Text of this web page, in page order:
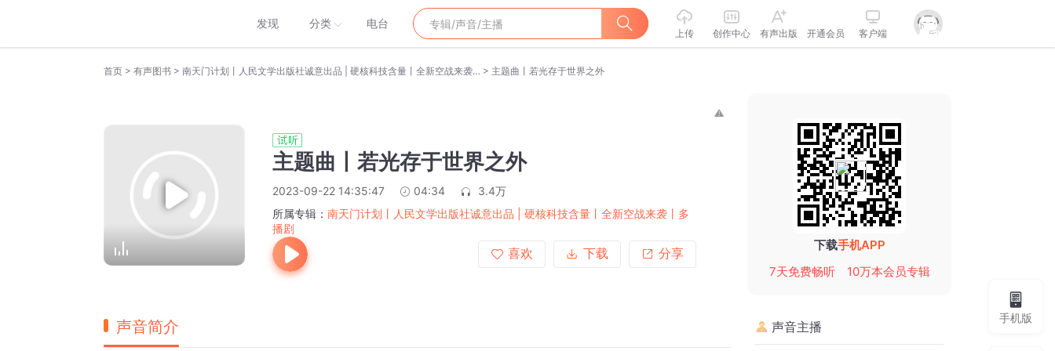
发现 分类 电台
上传 创作中心 有声出版 开通会员 客户端
首页 > 有声图书 > 南天门计划丨人民文学出版社诚意出品 | 硬核科技含量丨全新空战来袭丨多播剧 > 主题曲丨若光存于世界之外
主题曲丨若光存于世界之外
2023-09-22 14:35:47 04:34
3.4万
所属专辑： 南天门计划丨人民文学出版社诚意出品 | 硬核科技含量丨全新空战来袭丨多
播剧
喜欢
下载 分享
声音简介
下载手机APP
7天免费畅听
10万本会员专辑
声音主播
手机版